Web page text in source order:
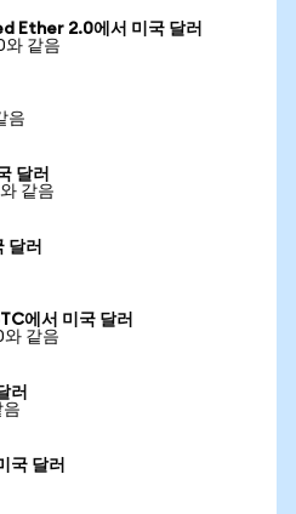
Ether 2.0에서 미국 달러
와 같음
음
달러
같음
달러
에서 미국 달러
같음
러
음
국 달러